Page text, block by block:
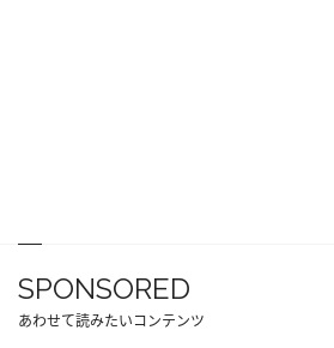
SPONSORED
あわせて読みたいコンテンツ